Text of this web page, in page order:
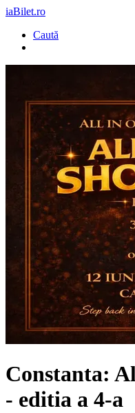
iaBilet.ro
Caută
Constanta:
- editia a 4-a